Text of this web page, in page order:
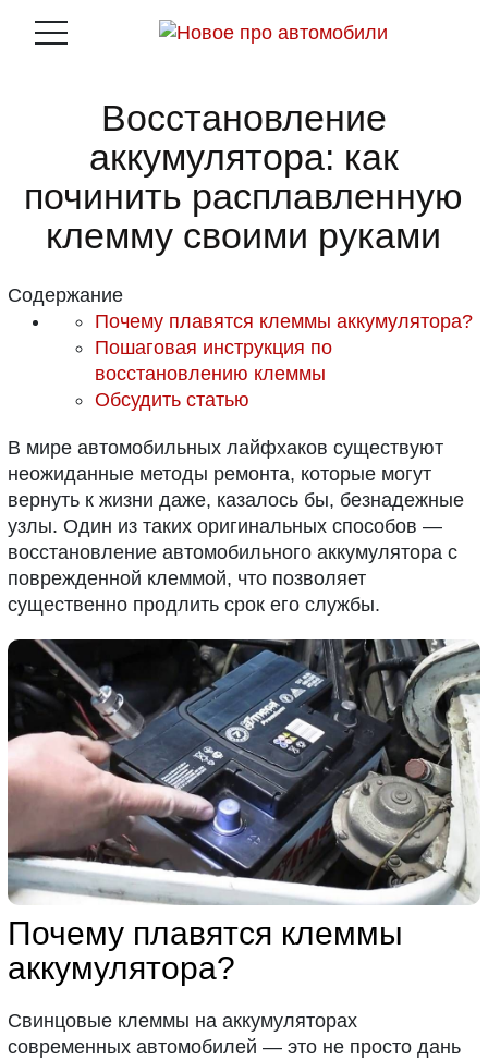
Восстановление
аккумулятора: как
починить расплавленную
клемму своими руками
Содержание
Почему плавятся клеммы аккумулятора?
Пошаговая инструкция по
восстановлению клеммы
Обсудить статью
В мире автомобильных лайфхаков существуют
неожиданные методы ремонта, которые могут
вернуть к жизни даже, казалось бы, безнадежные
узлы. Один из таких оригинальных способов —
восстановление автомобильного аккумулятора с
поврежденной клеммой, что позволяет
существенно продлить срок его службы.
Почему плавятся клеммы
аккумулятора?
Свинцовые клеммы на аккумуляторах
современных автомобилей — это не просто дань